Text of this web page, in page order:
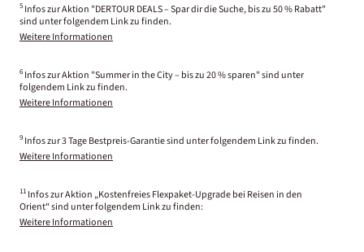
5 Infos zur Aktion "DERTOUR DEALS – Spar dir die Suche, bis zu 50 % Rabatt"
sind unter folgendem Link zu finden.
Weitere Informationen
6 Infos zur Aktion "Summer in the City – bis zu 20 % sparen" sind unter
folgendem Link zu finden.
Weitere Informationen
9 Infos zur 3 Tage Bestpreis-Garantie sind unter folgendem Link zu finden.
Weitere Informationen
11 Infos zur Aktion „Kostenfreies Flexpaket-Upgrade bei Reisen in den
Orient“ sind unter folgendem Link zu finden:
Weitere Informationen